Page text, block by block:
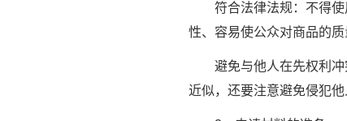
符合法律法规：不得使
性、容易使公众对商品的
避免与他人在先权利冲
近似，还要注意避免侵犯